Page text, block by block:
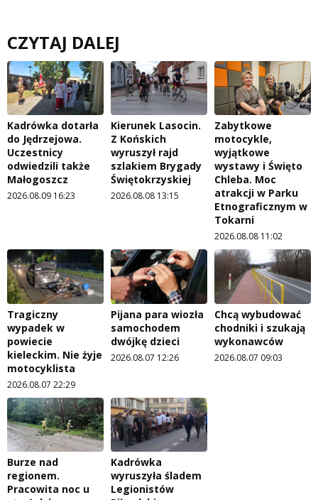
CZYTAJ DALEJ
Kadrówka dotarła
do Jędrzejowa.
Uczestnicy
odwiedzili także
Małogoszcz
2026.08.09 16:23
Kierunek Lasocin.
Z Końskich
wyruszył rajd
szlakiem Brygady
Świętokrzyskiej
2026.08.08 13:15
Zabytkowe
motocykle,
wyjątkowe
wystawy i Święto
Chleba. Moc
atrakcji w Parku
Etnograficznym w
Tokarni
2026.08.08 11:02
Tragiczny
wypadek w
powiecie
kieleckim. Nie żyje
motocyklista
2026.08.07 22:29
Pijana para wiozła
samochodem
dwójkę dzieci
2026.08.07 12:26
Chcą wybudować
chodniki i szukają
wykonawców
2026.08.07 09:03
Burze nad
regionem.
Pracowita noc u
Kadrówka
wyruszyła śladem
Legionistów